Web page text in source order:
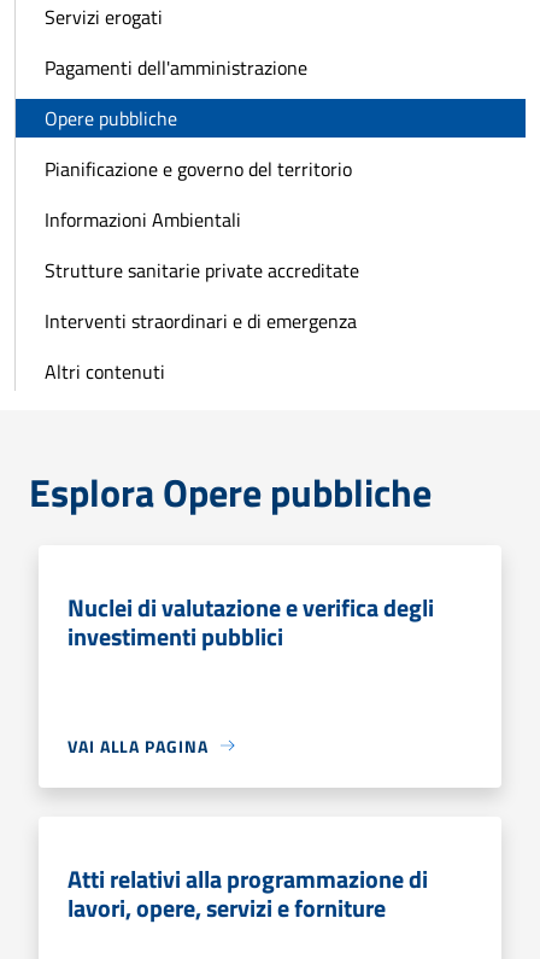
Servizi erogati
Pagamenti dell'amministrazione
Opere pubbliche
Pianificazione e governo del territorio
Informazioni Ambientali
Strutture sanitarie private accreditate
Interventi straordinari e di emergenza
Altri contenuti
Esplora Opere pubbliche
Nuclei di valutazione e verifica degli
investimenti pubblici
VAI ALLA PAGINA
Atti relativi alla programmazione di
lavori, opere, servizi e forniture